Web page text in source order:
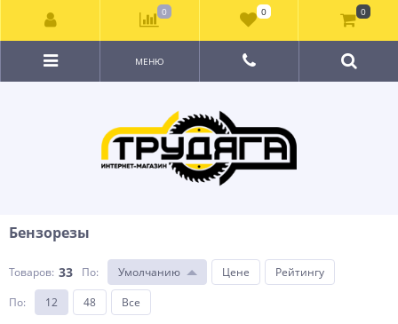
МЕНЮ
Бензорезы
Товаров: 33 По: Умолчанию Цене
Рейтингу
По: 12 48 Все
0 0 0